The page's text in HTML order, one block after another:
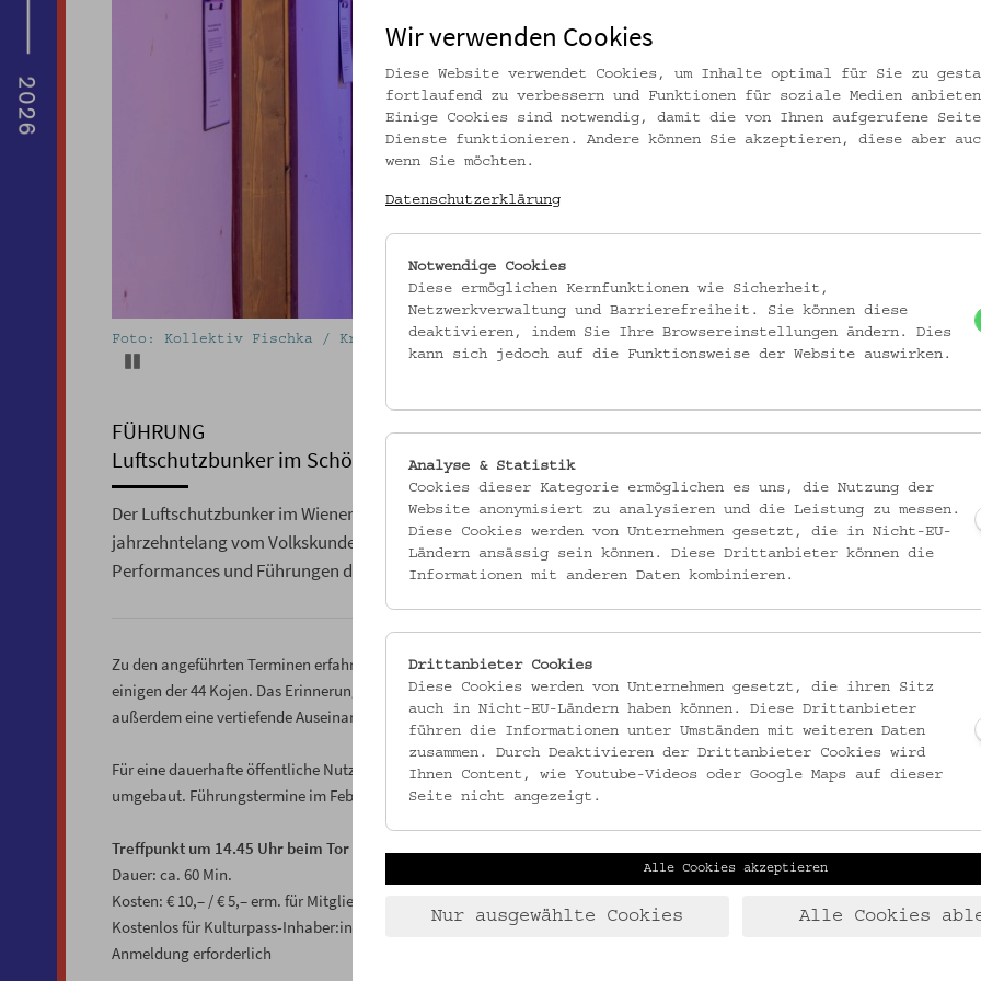
Foto: Kollektiv Fischka / Kramar © Volkskundemuseum Wien
FÜHRUNG
Luftschutzbunker im Schönbornpark
Der Luftschutzbunker im Wiener Schönbornpark ist einer der besterhaltenen aus dem 2. Weltkrieg. Er wurde
jahrzehntelang vom Volkskundemuseum als Depot genutzt und wird seit seiner Leerung im Jahr 2024 für Theater,
Performances und Führungen der Öffentlichkeit zugänglich gemacht.
Zu den angeführten Terminen erfahren Sie mehr über die Errichtung, die historische Verwendung und die aktuellen Installationen
einigen der 44 Kojen. Das Erinnerungsprojektmassiv unsichtbarist mit visuellen und akustischen Elementen am Bunker präsent
außerdem eine vertiefende Auseinandersetzung mit Gebäude und Geschichte online zur Verfügung.
Für eine dauerhafte öffentliche Nutzung wird der Bunker 2026 im Rahmen des ProjektsTurning Points - Museums for a Democratic
umgebaut. Führungstermine im Februar und März werden nach Möglichkeit im Jänner freigeschaltet: Zu den
Treffpunkt um 14.45 Uhr beim Tor zum Schönbornpark, Florianigasse 24, 1080 Wien (Nachbarschaftszentrum)
Dauer: ca. 60 Min.
Kosten: € 10,– / € 5,– erm. für Mitglieder im Verein für Volkskunde (nur Barzahlung möglich)
Kostenlos für Kulturpass-Inhaber:innen (
hungeraufkunstundkultur.at)
Anmeldung erforderlich
Wir verwenden Cookies
Diese Website verwendet Cookies, um Inhalte optimal für Sie zu
fortlaufend zu verbessern und Funktionen für soziale Medien anbieten
Einige Cookies sind notwendig, damit die von Ihnen aufgerufene
Dienste funktionieren. Andere können Sie akzeptieren, diese aber
wenn Sie möchten.
Datenschutzerklärung
Notwendige Cookies
Diese ermöglichen Kernfunktionen wie Sicherheit,
Netzwerkverwaltung und Barrierefreiheit. Sie können diese
deaktivieren, indem Sie Ihre Browsereinstellungen ändern. Dies
kann sich jedoch auf die Funktionsweise der Website auswirken.
Analyse & Statistik
Cookies dieser Kategorie ermöglichen es uns, die Nutzung der
Website anonymisiert zu analysieren und die Leistung zu messen.
Diese Cookies werden von Unternehmen gesetzt, die in Nicht-EU-
Ländern ansässig sein können. Diese Drittanbieter können die
Informationen mit anderen Daten kombinieren.
Drittanbieter Cookies
Diese Cookies werden von Unternehmen gesetzt, die ihren Sitz
auch in Nicht-EU-Ländern haben können. Diese Drittanbieter
führen die Informationen unter Umständen mit weiteren Daten
zusammen. Durch Deaktivieren der Drittanbieter Cookies wird
Ihnen Content, wie Youtube-Videos oder Google Maps auf dieser
Seite nicht angezeigt.
Alle Cookies akzeptieren
Nur ausgewählte Cookies Alle Cookies